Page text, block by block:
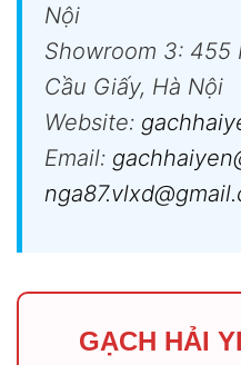
Nội
Showroom 3: 455
Cầu Giấy, Hà Nội
Website:
Email:
GẠCH HẢI